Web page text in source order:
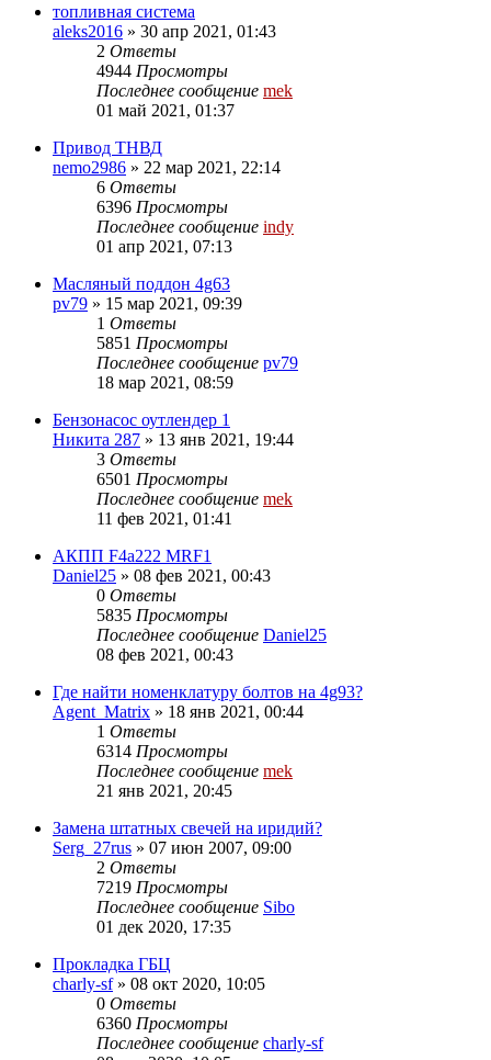
топливная система
aleks2016 » 30 апр 2021, 01:43
2 Ответы
4944 Просмотры
Последнее сообщение mek
01 май 2021, 01:37
Привод ТНВД
nemo2986 » 22 мар 2021, 22:14
6 Ответы
6396 Просмотры
Последнее сообщение indy
01 апр 2021, 07:13
Масляный поддон 4g63
pv79 » 15 мар 2021, 09:39
1 Ответы
5851 Просмотры
Последнее сообщение pv79
18 мар 2021, 08:59
Бензонасос оутлендер 1
Никита 287 » 13 янв 2021, 19:44
3 Ответы
6501 Просмотры
Последнее сообщение mek
11 фев 2021, 01:41
АКПП F4a222 MRF1
Daniel25 » 08 фев 2021, 00:43
0 Ответы
5835 Просмотры
Последнее сообщение Daniel25
08 фев 2021, 00:43
Где найти номенклатуру болтов на 4g93?
Agent_Matrix » 18 янв 2021, 00:44
1 Ответы
6314 Просмотры
Последнее сообщение mek
21 янв 2021, 20:45
Замена штатных свечей на иридий?
Serg_27rus » 07 июн 2007, 09:00
2 Ответы
7219 Просмотры
Последнее сообщение Sibo
01 дек 2020, 17:35
Прокладка ГБЦ
charly-sf» 08 окт 2020, 10:05
0 Ответы
6360 Просмотры
Последнее сообщение charly-sf